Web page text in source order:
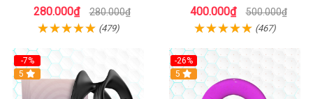
chất liệu silicon y tế
280.000₫ 280.000₫
(479)
400.000₫ 500.000₫
(467)
-7%
5
-26%
5